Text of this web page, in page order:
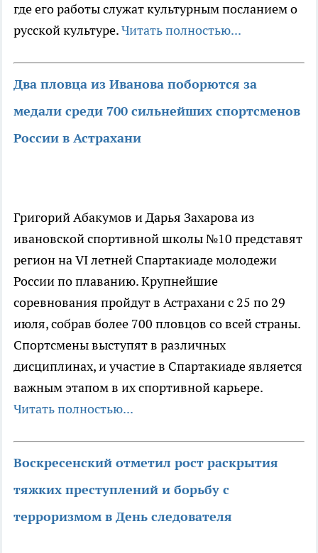
где его работы служат культурным посланием о
русской культуре.Читать полностью...
Два пловца из Иванова поборются за
медали среди 700 сильнейших спортсменов
России в Астрахани
Григорий Абакумов и Дарья Захарова из
ивановской спортивной школы №10 представят
регион на VI летней Спартакиаде молодежи
России по плаванию. Крупнейшие
соревнования пройдут в Астрахани с 25 по 29
июля, собрав более 700 пловцов со всей страны.
Спортсмены выступят в различных
дисциплинах, и участие в Спартакиаде является
важным этапом в их спортивной карьере.
Читать полностью...
Воскресенский отметил рост раскрытия
тяжких преступлений и борьбу с
терроризмом в День следователя